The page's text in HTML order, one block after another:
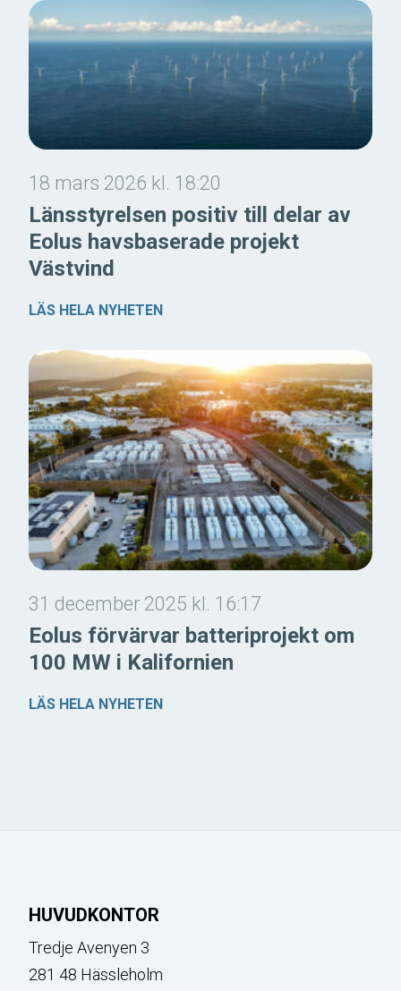
18 mars 2026 kl. 18:20
Länsstyrelsen positiv till delar av
Eolus havsbaserade projekt
Västvind
LÄS HELA NYHETEN
31 december 2025 kl. 16:17
Eolus förvärvar batteriprojekt om
100 MW i Kalifornien
LÄS HELA NYHETEN
HUVUDKONTOR
Tredje Avenyen 3
281 48 Hässleholm